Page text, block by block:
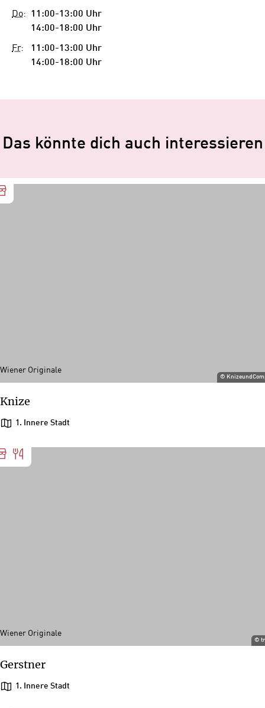
Do:
11:00-13:00 Uhr
14:00-18:00 Uhr
Fr:
11:00-13:00 Uhr
14:00-18:00 Uhr
Das könnte dich auch interessieren
©
Wiener Originale
Knize
1. Innere Stadt
©
Wiener Originale
Gerstner
1. Innere Stadt